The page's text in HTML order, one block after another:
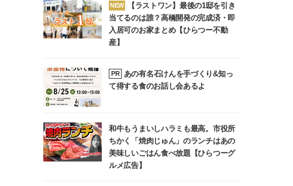
NEW
【ラストワン】最後の1邸を引き
当てるのは誰？高橋開発の完成済・即
入居可のお家まとめ【ひらつー不動
産】
PR
あの有名石けんを手づくり&知っ
て得する食のお話し会あるよ
和牛もうまいしハラミも最高。市役所
ちかく「焼肉じゅん」のランチはあの
美味しいごはん食べ放題【ひらつーグ
ルメ広告】